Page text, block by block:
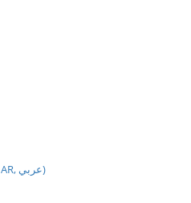
Agence Tunis Afrique Presse (EN, AR, عربي)